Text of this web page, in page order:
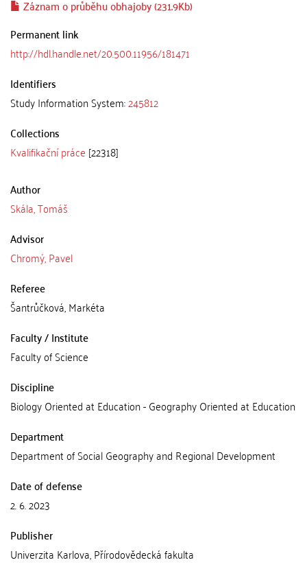
Záznam o průběhu obhajoby (231.9Kb)
Permanent link
http://hdl.handle.net/20.500.11956/181471
Identifiers
Study Information System:245812
Collections
Kvalifikační práce [22318]
Author
Skála, Tomáš
Advisor
Chromý, Pavel
Referee
Šantrůčková, Markéta
Faculty / Institute
Faculty of Science
Discipline
Biology Oriented at Education - Geography Oriented at Education
Department
Department of Social Geography and Regional Development
Date of defense
2. 6. 2023
Publisher
Univerzita Karlova, Přírodovědecká fakulta